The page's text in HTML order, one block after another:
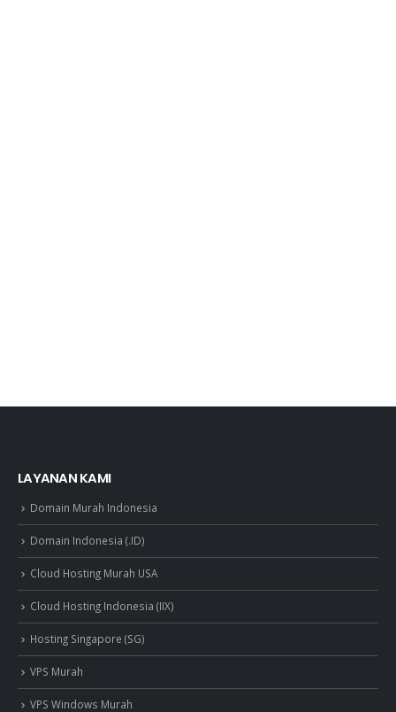
LAYANAN KAMI
Domain Murah Indonesia
Domain Indonesia (.ID)
Cloud Hosting Murah USA
Cloud Hosting Indonesia (IIX)
Hosting Singapore (SG)
VPS Murah
VPS Windows Murah